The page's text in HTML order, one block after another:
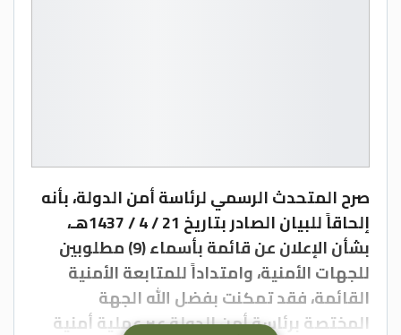
صرح المتحدث الرسمي لرئاسة أمن الدولة، بأنه
إلحاقاً للبيان الصادر بتاريخ 21 / 4 / 1437هـ،
بشأن الإعلان عن قائمة بأسماء (9) مطلوبين
للجهات الأمنية، وامتداداً للمتابعة الأمنية
القائمة، فقد تمكنت بفضل الله الجهة
المختصة برئاسة أمن الدولة عبر عملية أمنية